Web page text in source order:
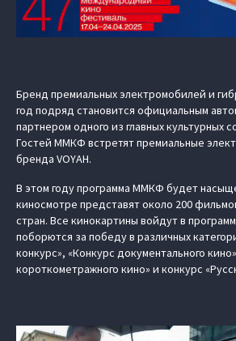
Бренд премиальных электромобилей и
год подряд становится официальным
партнером одного из главных культурных
Гостей ММКФ встретят премиальные
бренда VOYAH.
В этом году программа ММКФ будет
киносмотре представят около 200
стран. Все кинокартины войдут в
поборются за победу в различных
конкурс», «Конкурс документального
короткометражного кино» и конкурс